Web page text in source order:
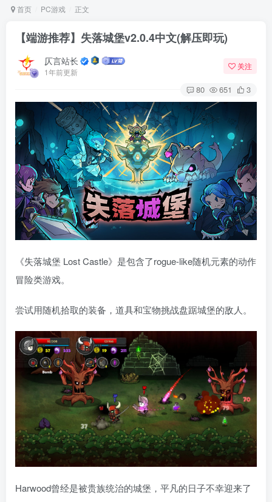
首页 PC游戏 正文
【端游推荐】失落城堡v2.0.4中文(解压即玩)
仄言站长
1年前更新
关注
80 651 3
《失落城堡 Lost Castle》是包含了rogue-like随机元素的动作
冒险类游戏。
尝试用随机拾取的装备，道具和宝物挑战盘踞城堡的敌人。
Harwood曾经是被贵族统治的城堡，平凡的日子不幸迎来了